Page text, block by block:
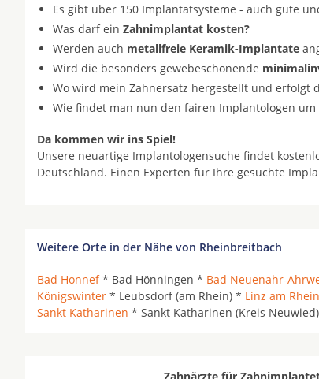
Es gibt über 150 Implantatsysteme - auch gute
Was darf ein Zahnimplantat kosten?
Werden auch metallfreie Keramik-Implantate
Wird die besonders gewebeschonende
Wo wird mein Zahnersatz hergestellt und erfolgt
Wie findet man nun den fairen Implantologen um
Da kommen wir ins Spiel!
Unsere neuartige Implantologensuche findet
Deutschland. Einen Experten für Ihre gesuchte
Weitere Orte in der Nähe von Rheinbreitbach
Bad Honnef* Bad Hönningen * Bad Neuenahr-
Königswinter * Leubsdorf (am Rhein) * Linz am Rhein
Sankt Katharinen * Sankt Katharinen (Kreis